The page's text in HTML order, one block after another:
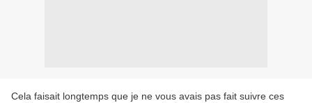
Cela faisait longtemps que je ne vous avais pas fait suivre ces